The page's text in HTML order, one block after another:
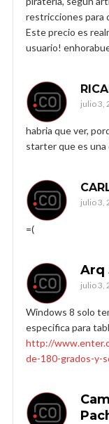
restricciones para
Este precio es
usuario!
julio 3,
habria que ver,
starter que es una
julio 3,
=(
Arq
julio 3,
Windows 8 solo
especifica para
http://
de-180-grados-y-